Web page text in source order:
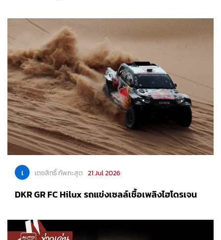
เ เตชสิทธิ์ ทัพภะสุต 21 Jul 2026
DKR GR FC Hilux รถแข่งเซลล์เชื้อเพลิงไฮโดรเจน